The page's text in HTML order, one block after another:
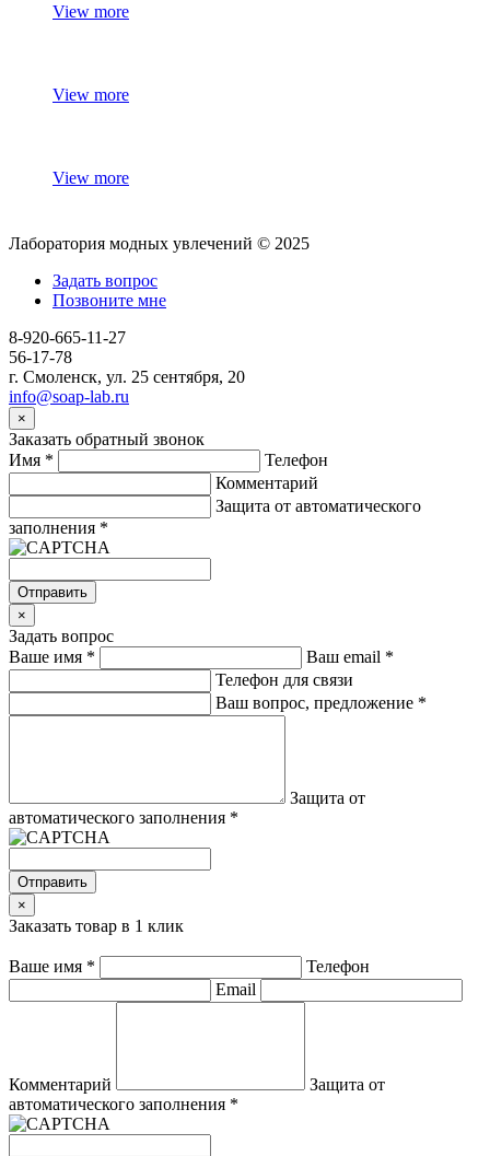
View more
View more
View more
Лаборатория модных увлечений © 2025
Задать вопрос
Позвоните мне
8-920-665-11-27
56-17-78
г. Смоленск, ул. 25 сентября, 20
info@soap-lab.ru
×
Заказать обратный звонок
Имя *
Телефон
Комментарий
Защита от автоматического
заполнения *
Отправить
×
Задать вопрос
Ваше имя * Ваш email *
Телефон для связи
Ваш вопрос, предложение *
Защита от
автоматического заполнения *
Отправить
×
Заказать товар в 1 клик
Ваше имя *
Телефон
Email
Комментарий
Защита от
автоматического заполнения *